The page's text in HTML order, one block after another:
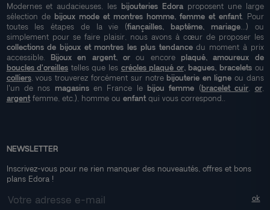
Modernes et audacieuses, les bijouteries Edoraproposent une large
sélection de bijoux mode et montres homme, femme et enfant. Pour
toutes les étapes de la vie (fiançailles, baptême, mariage...) ou
simplement pour se faire plaisir, nous avons à cœur de proposer les
collections de bijoux et montres les plus tendancedu moment à prix
accessible. Bijoux en argent, orou encore plaqué, amoureux de
boucles d'oreilles telles que les créoles plaqué or, bagues, braceletsou
colliers, vous trouverez forcément sur notre bijouterie en ligne ou dans
l'un de nos magasinsen France le bijou femme (bracelet cuir or,
argentfemme, etc.), homme ou enfantqui vous correspond..
NEWSLETTER
Inscrivez-vous pour ne rien manquer des nouveautés, offres et bons
plans Edora !